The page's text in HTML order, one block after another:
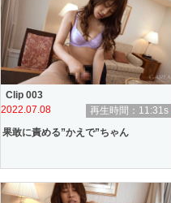
Clip 003
2022.07.08
再生時間：11:31s
果敢に責める”かえで”ちゃん